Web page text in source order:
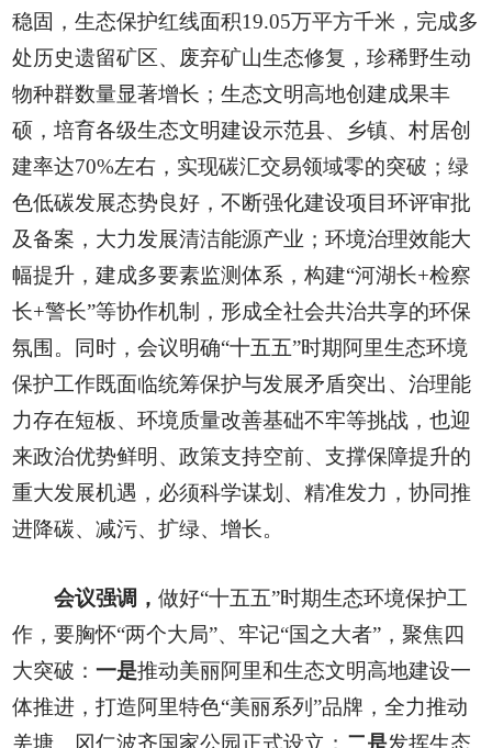
稳固，生态保护红线面积19.05万平方千米，完成多
处历史遗留矿区、废弃矿山生态修复，珍稀野生动
物种群数量显著增长；生态文明高地创建成果丰
硕，培育各级生态文明建设示范县、乡镇、村居创
建率达70%左右，实现碳汇交易领域零的突破；绿
色低碳发展态势良好，不断强化建设项目环评审批
及备案，大力发展清洁能源产业；环境治理效能大
幅提升，建成多要素监测体系，构建“河湖长+检察
长+警长”等协作机制，形成全社会共治共享的环保
氛围。同时，会议明确“十五五”时期阿里生态环境
保护工作既面临统筹保护与发展矛盾突出、治理能
力存在短板、环境质量改善基础不牢等挑战，也迎
来政治优势鲜明、政策支持空前、支撑保障提升的
重大发展机遇，必须科学谋划、精准发力，协同推
进降碳、减污、扩绿、增长。
会议强调， 做好“十五五”时期生态环境保护工
作，要胸怀“两个大局”、牢记“国之大者”，聚焦四
大突破：一是推动美丽阿里和生态文明高地建设一
体推进，打造阿里特色“美丽系列”品牌，全力推动
羌塘、冈仁波齐国家公园正式设立； 二是发挥生态